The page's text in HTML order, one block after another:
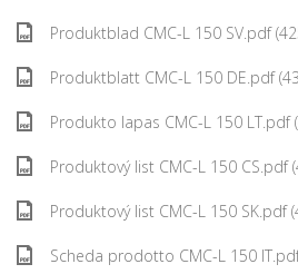
Produktblad CMC-L 150 SV.pdf
Produktblatt CMC-L 150 DE.pdf
Produkto lapas CMC-L 150 LT.pdf
Produktový list CMC-L 150 CS.pdf
Produktový list CMC-L 150 SK.pdf
Scheda prodotto CMC-L 150